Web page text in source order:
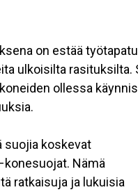
on estää
ulkoisilta rasituksilta.
ollessa
suojia koskevat
Nämä
ratkaisuja ja lukuisia